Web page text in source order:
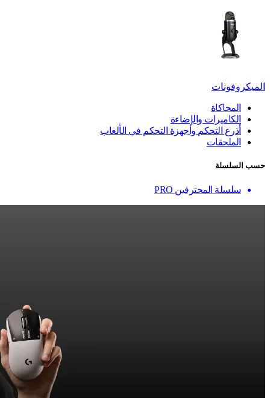
الميكروفونات
المحاكاة
الكاميرات والإضاءة
أذرع التحكم وأجهزة التحكم في الألعاب
الملحقات
حسب السلسلة
سلسلة المحترفين PRO